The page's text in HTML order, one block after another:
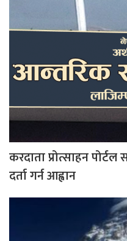
करदाता प्रोत्साहन
दर्ता गर्न आह्वान